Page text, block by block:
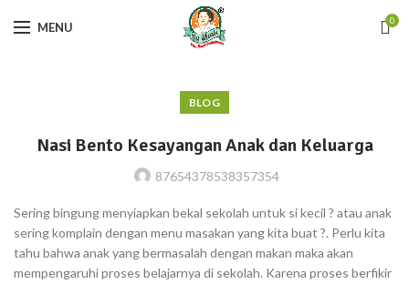
MENU 0
BLOG
Nasi Bento Kesayangan Anak dan Keluarga
87654378538357354
Sering bingung menyiapkan bekal sekolah untuk si kecil ? atau anak
sering komplain dengan menu masakan yang kita buat ?. Perlu kita
tahu bahwa anak yang bermasalah dengan makan maka akan
mempengaruhi proses belajarnya di sekolah. Karena proses berfikir